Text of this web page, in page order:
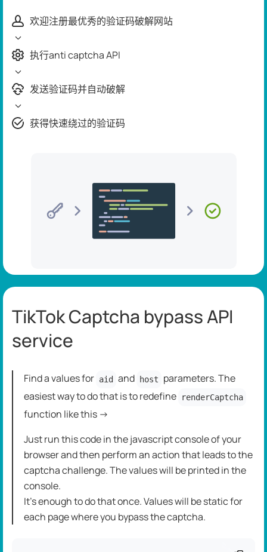
欢迎注册最优秀的验证码破解网站
执行anti captcha API
发送验证码并自动破解
获得快速绕过的验证码
TikTok Captcha bypass API
service
Find a values for aid and host
parameters. The
easiest way to do that is to redefine
renderCaptcha
function like this ->
Just run this code in the javascript console of your
browser and then perform an action that leads to the
captcha challenge. The values will be printed in the
console.
It's enough to do that once. Values will be static for
each page where you bypass the captcha.